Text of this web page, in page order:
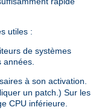
utiles :
de systèmes
à son activation.
un patch.) Sur les
CPU inférieure.